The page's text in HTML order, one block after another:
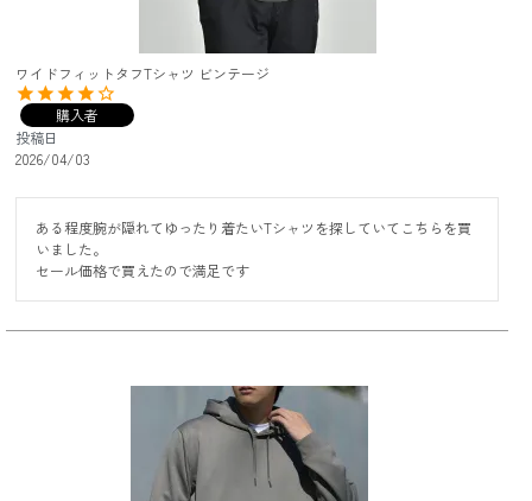
ワイドフィットタフTシャツ ビンテージ
購入者
投稿日
2026/04/03
ある程度腕が隠れてゆったり着たいTシャツを探していてこちらを買
いました。
セール価格で買えたので満足です